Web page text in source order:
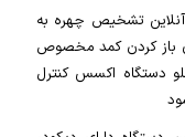
تشخیص چهره به
باز کردن کمد مخصوص
دستگاه اکسس کنترل